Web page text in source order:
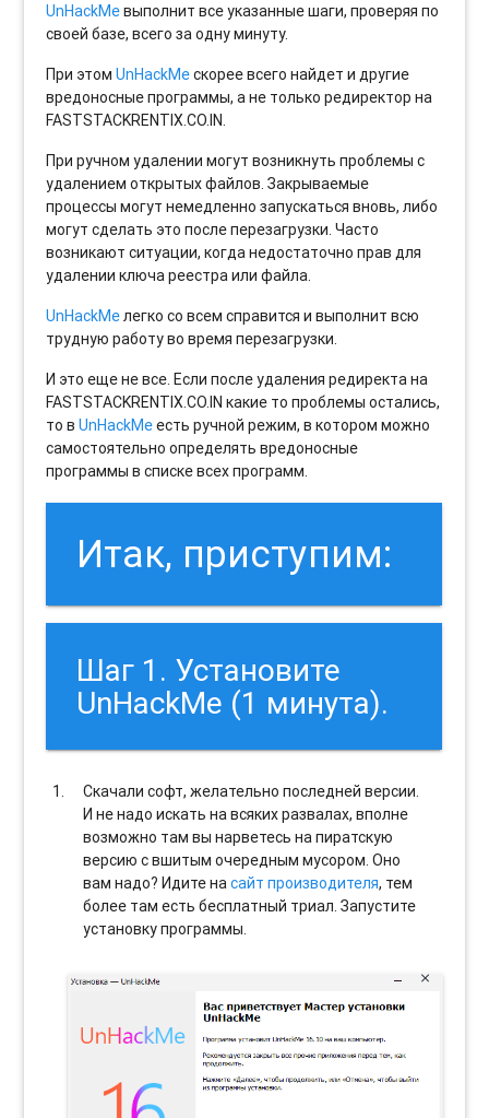
UnHackMeвыполнит все указанные шаги, проверяя по
своей базе, всего за одну минуту.
При этомUnHackMeскорее всего найдет и другие
вредоносные программы, а не только редиректор на
FASTSTACKRENTIX.CO.IN.
При ручном удалении могут возникнуть проблемы с
удалением открытых файлов. Закрываемые
процессы могут немедленно запускаться вновь, либо
могут сделать это после перезагрузки. Часто
возникают ситуации, когда недостаточно прав для
удалении ключа реестра или файла.
UnHackMeлегко со всем справится и выполнит всю
трудную работу во время перезагрузки.
И это еще не все. Если после удаления редиректа на
FASTSTACKRENTIX.CO.IN какие то проблемы остались,
то вUnHackMeесть ручной режим, в котором можно
самостоятельно определять вредоносные
программы в списке всех программ.
Итак, приступим:
Шаг 1. Установите
UnHackMe (1 минута).
Скачали софт, желательно последней версии.
И не надо искать на всяких развалах, вполне
возможно там вы нарветесь на пиратскую
версию с вшитым очередным мусором. Оно
вам надо? Идите насайт производителя, тем
более там есть бесплатный триал. Запустите
установку программы.